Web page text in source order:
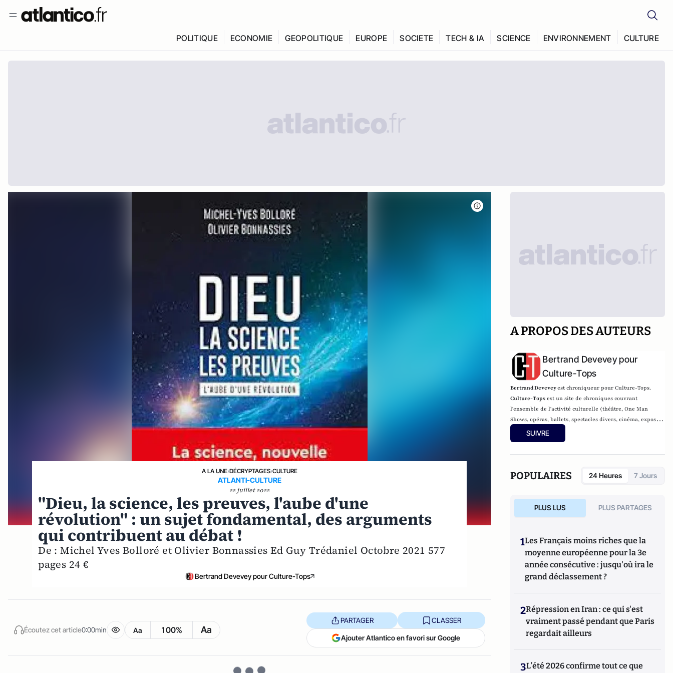
POLITIQUE ECONOMIE GEOPOLITIQUE EUROPE SOCIETE TECH & IA SCIENCE ENVIRONNEMENT CULTURE
A LA UNE›DÉCRYPTAGES›CULTURE
ATLANTI-CULTURE
22 juillet 2022
"Dieu, la science, les preuves, l'aube d'une
révolution" : un sujet fondamental, des arguments
qui contribuent au débat !
De : Michel Yves Bolloré et Olivier Bonnassies Ed Guy Trédaniel Octobre 2021 577
pages 24 €
Bertrand Devevey pour Culture-Tops
Écoutez cet article0:00min Aa 100% Aa
PARTAGER CLASSER
Ajouter Atlantico en favori sur Google
A PROPOS DES AUTEURS
Bertrand Devevey pour
Culture-Tops
Bertrand Deveveyest chroniqueur pour Culture-Tops.
Culture-Tops est un site de chroniques couvrant
l'ensemble de l'activité culturelle (théâtre, One Man
Shows, opéras, ballets, spectacles divers, cinéma, expos,
livres, etc.).
SUIVRE
POPULAIRES 24 Heures 7 Jours
PLUS LUS PLUS PARTAGES
1Les Français moins riches que la
moyenne européenne pour la 3e
année consécutive : jusqu'où ira le
grand déclassement ?
2Répression en Iran : ce qui s'est
vraiment passé pendant que Paris
regardait ailleurs
3L’été 2026 confirme tout ce que